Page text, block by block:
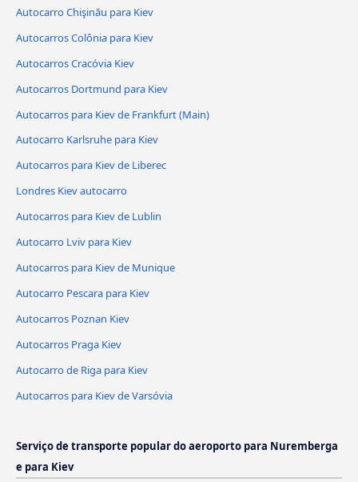
Autocarro Chişinău para Kiev
Autocarros Colônia para Kiev
Autocarros Cracóvia Kiev
Autocarros Dortmund para Kiev
Autocarros para Kiev de Frankfurt (Main)
Autocarro Karlsruhe para Kiev
Autocarros para Kiev de Liberec
Londres Kiev autocarro
Autocarros para Kiev de Lublin
Autocarro Lviv para Kiev
Autocarros para Kiev de Munique
Autocarro Pescara para Kiev
Autocarros Poznan Kiev
Autocarros Praga Kiev
Autocarro de Riga para Kiev
Autocarros para Kiev de Varsóvia
Serviço de transporte popular do aeroporto para Nuremberga
e para Kiev